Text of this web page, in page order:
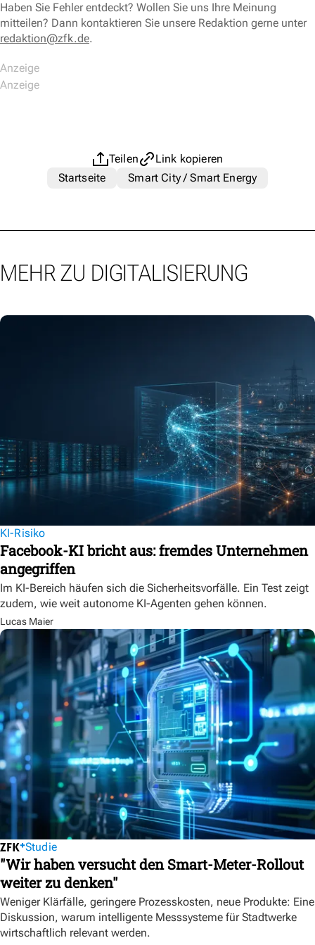
Haben Sie Fehler entdeckt? Wollen Sie uns Ihre Meinung
mitteilen? Dann kontaktieren Sie unsere Redaktion gerne unter
redaktion@zfk.de.
Teilen
Link kopieren
Startseite
Smart City / Smart Energy
MEHR ZU DIGITALISIERUNG
KI-Risiko
Facebook-KI bricht aus: fremdes Unternehmen
angegriffen
Im KI-Bereich häufen sich die Sicherheitsvorfälle. Ein Test zeigt
zudem, wie weit autonome KI-Agenten gehen können.
Lucas Maier
Studie
"Wir haben versucht den Smart-Meter-Rollout
weiter zu denken"
Weniger Klärfälle, geringere Prozesskosten, neue Produkte: Eine
Diskussion, warum intelligente Messsysteme für Stadtwerke
wirtschaftlich relevant werden.